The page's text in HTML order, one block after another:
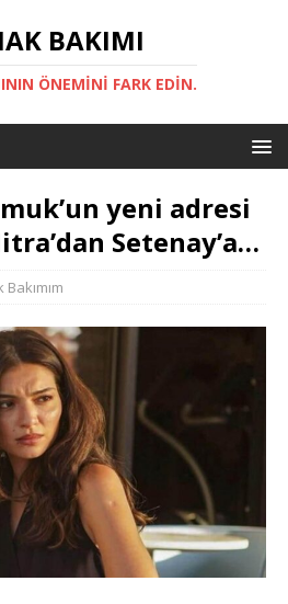
BAKIMI
ÖNEMINI FARK EDIN.
yeni adresi
Setenay’a…
Bakımım